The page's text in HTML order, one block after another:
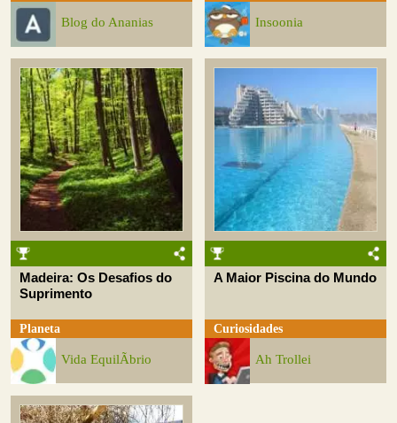
Blog do Ananias Insoonia
Madeira: Os Desafios do
Suprimento
Planeta
Vida EquilÃ­brio
A Maior Piscina do Mundo
Curiosidades
Ah Trollei